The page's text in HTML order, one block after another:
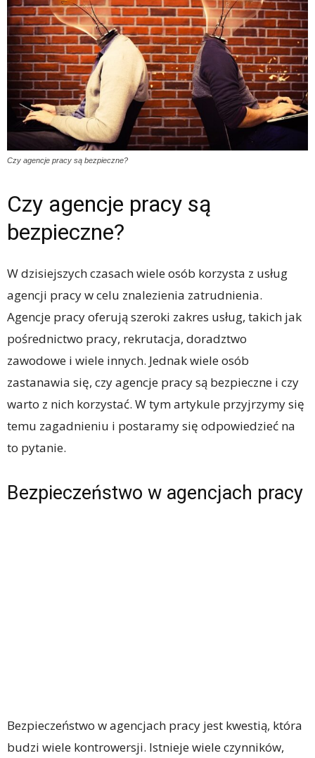
Czy agencje pracy są bezpieczne?
Czy agencje pracy są
bezpieczne?
W dzisiejszych czasach wiele osób korzysta z usług
agencji pracy w celu znalezienia zatrudnienia.
Agencje pracy oferują szeroki zakres usług, takich jak
pośrednictwo pracy, rekrutacja, doradztwo
zawodowe i wiele innych. Jednak wiele osób
zastanawia się, czy agencje pracy są bezpieczne i czy
warto z nich korzystać. W tym artykule przyjrzymy się
temu zagadnieniu i postaramy się odpowiedzieć na
to pytanie.
Bezpieczeństwo w agencjach pracy
Bezpieczeństwo w agencjach pracy jest kwestią, która
budzi wiele kontrowersji. Istnieje wiele czynników,